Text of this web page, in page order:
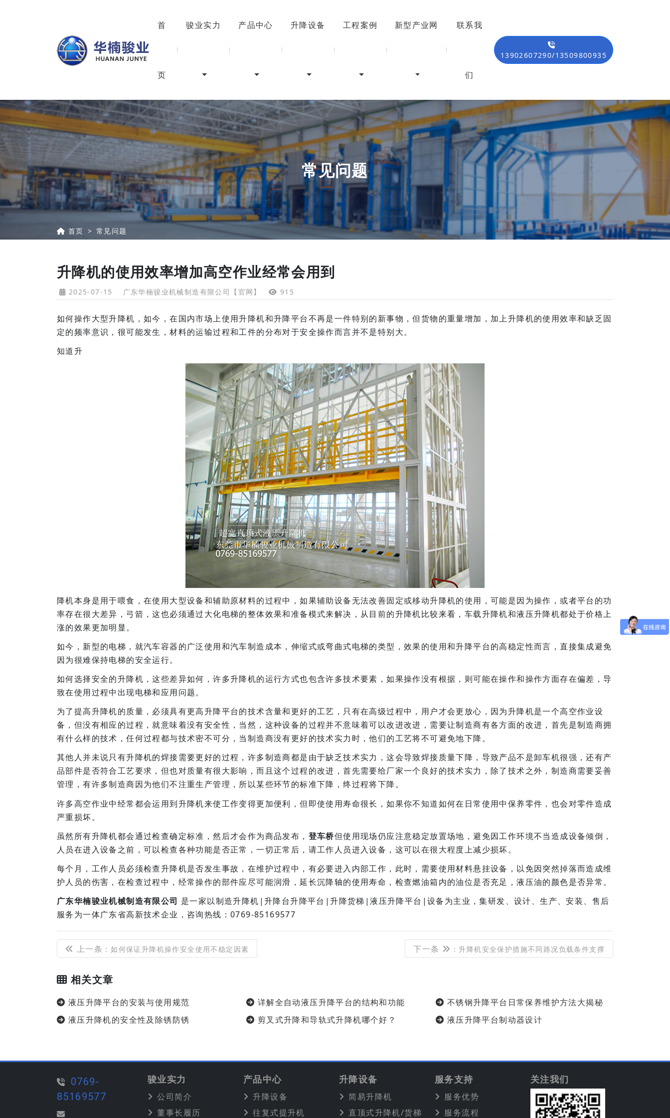
首
页
骏业实力 产品中心 升降设备 工程案例 新型产业网 联系我
们
13902607290/13509800935
常见问题
首页 常见问题
升降机的使用效率增加高空作业经常会用到
2025-07-15 广东华楠骏业机械制造有限公司【官网】 915
如何操作大型升降机，如今，在国内市场上使用升降机和升降平台不再是一件特别的新事物，但货物的重量增加，加上升降机的使用效率和缺乏固
定的频率意识，很可能发生，材料的运输过程和工件的分布对于安全操作而言并不是特别大。
知道升
降机本身是用于喂食，在使用大型设备和辅助原材料的过程中，如果辅助设备无法改善固定或移动升降机的使用，可能是因为操作，或者平台的功
率存在很大差异，弓箭，这也必须通过大化电梯的整体效果和准备模式来解决，从目前的升降机比较来看，车载升降机和液压升降机都处于价格上
涨的效果更加明显。
如今，新型的电梯，就汽车容器的广泛使用和汽车制造成本，伸缩式或弯曲式电梯的类型，效果的使用和升降平台的高稳定性而言，直接集成避免
因为很难保持电梯的安全运行。
如何选择安全的升降机，这些差异如何，许多升降机的运行方式也包含许多技术要素，如果操作没有根据，则可能在操作和操作方面存在偏差，导
致在使用过程中出现电梯和应用问题。
为了提高升降机的质量，必须具有更高升降平台的技术含量和更好的工艺，只有在高级过程中，用户才会更放心，因为升降机是一个高空作业设
备，但没有相应的过程，就意味着没有安全性，当然，这种设备的过程并不意味着可以改进改进，需要让制造商有各方面的改进，首先是制造商拥
有什么样的技术，任何过程都与技术密不可分，当制造商没有更好的技术实力时，他们的工艺将不可避免地下降。
其他人并未说只有升降机的焊接需要更好的过程，许多制造商都是由于缺乏技术实力，这会导致焊接质量下降，导致产品不是卸车机很强，还有产
品部件是否符合工艺要求，但也对质量有很大影响，而且这个过程的改进，首先需要给厂家一个良好的技术实力，除了技术之外，制造商需要妥善
管理，有许多制造商因为他们不注重生产管理，所以某些环节的标准下降，终过程将下降。
许多高空作业中经常都会运用到升降机来使工作变得更加便利，但即使使用寿命很长，如果你不知道如何在日常使用中保养零件，也会对零件造成
严重损坏。
虽然所有升降机都会通过检查确定标准，然后才会作为商品发布， 登车桥但使用现场仍应注意稳定放置场地，避免因工作环境不当造成设备倾倒，
人员在进入设备之前，可以检查各种功能是否正常，一切正常后，请工作人员进入设备，这可以在很大程度上减少损坏。
每个月，工作人员必须检查升降机是否发生事故，在维护过程中，有必要进入内部工作，此时，需要使用材料悬挂设备，以免因突然掉落而造成维
护人员的伤害，在检查过程中，经常操作的部件应尽可能润滑，延长沉降轴的使用寿命，检查燃油箱内的油位是否充足，液压油的颜色是否异常。
广东华楠骏业机械制造有限公司 是一家以制造升降机|升降台升降平台|升降货梯|液压升降平台|设备为主业，集研发、设计、生产、安装、售后
服务为一体广东省高新技术企业，咨询热线：0769-85169577
上一条 : 如何保证升降机操作安全使用不稳定因素 下一条 : 升降机安全保护措施不同路况负载条件支撑
相关文章
液压升降平台的安装与使用规范 详解全自动液压升降平台的结构和功能
不锈钢升降平台日常保养维护方法大揭秘
液压升降机的安全性及除锈防锈
剪叉式升降和导轨式升降机哪个好？ 液压升降平台制动器设计
0769-
85169577
骏业实力
公司简介
董事长履历
产品中心
升降设备
往复式提升机
升降设备
简易升降机
直顶式升降机/货梯
服务支持
服务优势
服务流程
关注我们